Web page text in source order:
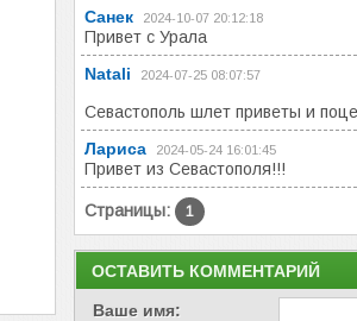
Санек
2024-10-07 20:12:18
Привет с Урала
Natali
2024-07-25 08:07:57
Севастополь шлет приветы и
Лариса
2024-05-24 16:01:45
Привет из Севастополя!!!
Страницы: 1
ОСТАВИТЬ КОММЕНТАРИЙ
Ваше имя: